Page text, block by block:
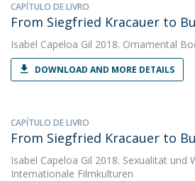
CAPÍTULO DE LIVRO
From Siegfried Kracauer to
Isabel Capeloa Gil 2018. Ornamental
DOWNLOAD AND MORE DETAILS
CAPÍTULO DE LIVRO
From Siegfried Kracauer to
Isabel Capeloa Gil 2018. Sexualität und
Internationale Filmkulturen